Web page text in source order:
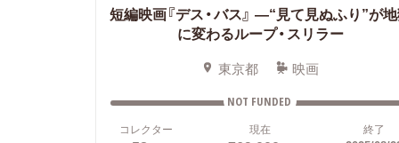
短編映画『デス・バス』 —“見て見ぬふり”が
に変わるループ・スリラー
東京都 映画
NOT FUNDED
コレクター
現在 終了